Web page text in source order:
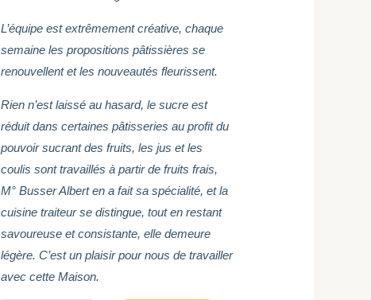
L’équipe est extrêmement créative, chaque
semaine les propositions pâtissières se
renouvellent et les nouveautés fleurissent.
Rien n’est laissé au hasard, le sucre est
réduit dans certaines pâtisseries au profit du
pouvoir sucrant des fruits, les jus et les
coulis sont travaillés à partir de fruits frais,
M° Busser Albert en a fait sa spécialité, et la
cuisine traiteur se distingue, tout en restant
savoureuse et consistante, elle demeure
légère. C’est un plaisir pour nous de travailler
avec cette Maison.